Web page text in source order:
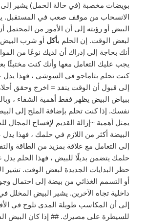
بويضات مخصبة (في حالة الحمل) يشير
الانسحاب من موقف صعب في المستقبل.
البيض أو رؤيته إلى أن الأمور من المحتمل
لبعض الوقت. إن الحلم بأكل أو شرب
أنك بحاجة إلى إدراك أن لديك نوعًا من
يجب عليك التعامل معها وأنك كنت مختبئًا
كنت تحلم بتاماجو في السوشي ، فهذا يدل
إلى قبول أن الوقت ينفد = اخرج وحقق
ببياض البيض يظهر فقط أهمية الشفاء ،
نفسك. إذا كنت تحلم بإضافة الملح إلى
يمثل أهمية ~إزالة القديم لإفساح المجال
البيضة أكثر من اللازم في حلمك ، فهذا
إلى التعامل مع علاقة بمزيد من الطاقة
حلمك يتضمن بديلًا للبيض ، فهذا الحلم يدل
حظر البدايات الجديدة لبعض الوقت. تشير
أو التسمم الغذائي من بيضة إلى احتمال
داخلية تجاه الآخرين. يشير البيض المخلل
إلى أن المكاسب طويلة المدى تلوح في
للسيطرة على مصيرك. ## إذا كان البيض